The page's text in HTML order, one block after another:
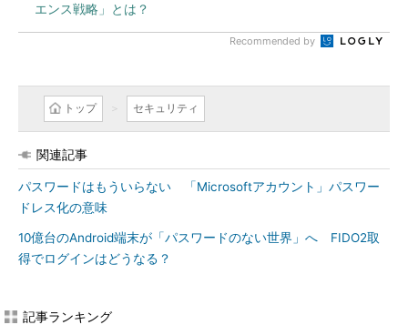
エンス戦略」とは？
Recommended by
トップ セキュリティ
関連記事
パスワードはもういらない 「Microsoftアカウント」パスワー
ドレス化の意味
10億台のAndroid端末が「パスワードのない世界」へ FIDO2取
得でログインはどうなる？
記事ランキング